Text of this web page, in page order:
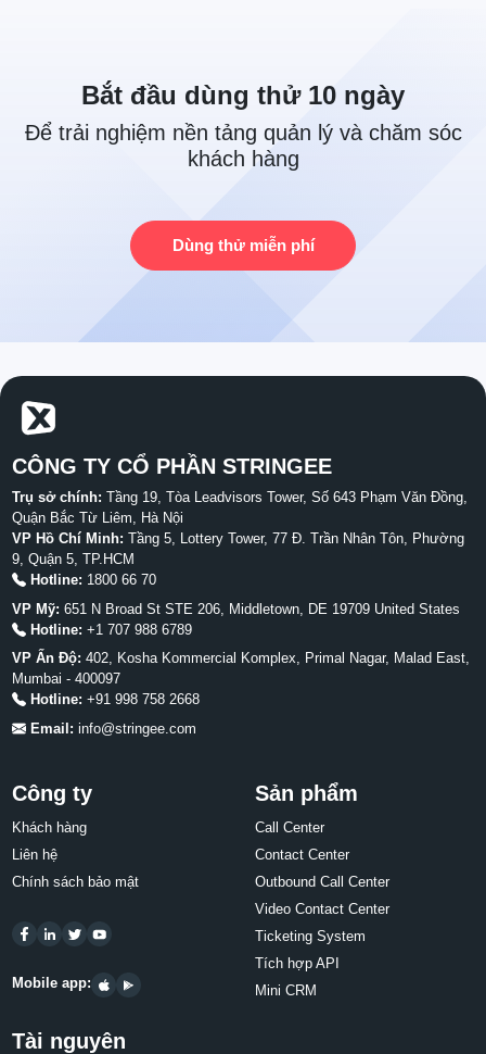
Bắt đầu dùng thử 10 ngày
Để trải nghiệm nền tảng quản lý và chăm sóc
khách hàng
Dùng thử miễn phí
CÔNG TY CỔ PHẦN STRINGEE
Trụ sở chính: Tầng 19, Tòa Leadvisors Tower, Số 643 Phạm Văn Đồng,
Quận Bắc Từ Liêm, Hà Nội
VP Hồ Chí Minh: Tầng 5, Lottery Tower, 77 Đ. Trần Nhân Tôn, Phường
9, Quận 5, TP.HCM
Hotline: 1800 66 70
VP Mỹ: 651 N Broad St STE 206, Middletown, DE 19709 United States
Hotline: +1 707 988 6789
VP Ấn Độ: 402, Kosha Kommercial Komplex, Primal Nagar, Malad East,
Mumbai - 400097
Hotline: +91 998 758 2668
Email: info@stringee.com
Công ty
Khách hàng
Liên hệ
Chính sách bảo mật
Mobile app:
Sản phẩm
Call Center
Contact Center
Outbound Call Center
Video Contact Center
Ticketing System
Tích hợp API
Mini CRM
Tài nguyên